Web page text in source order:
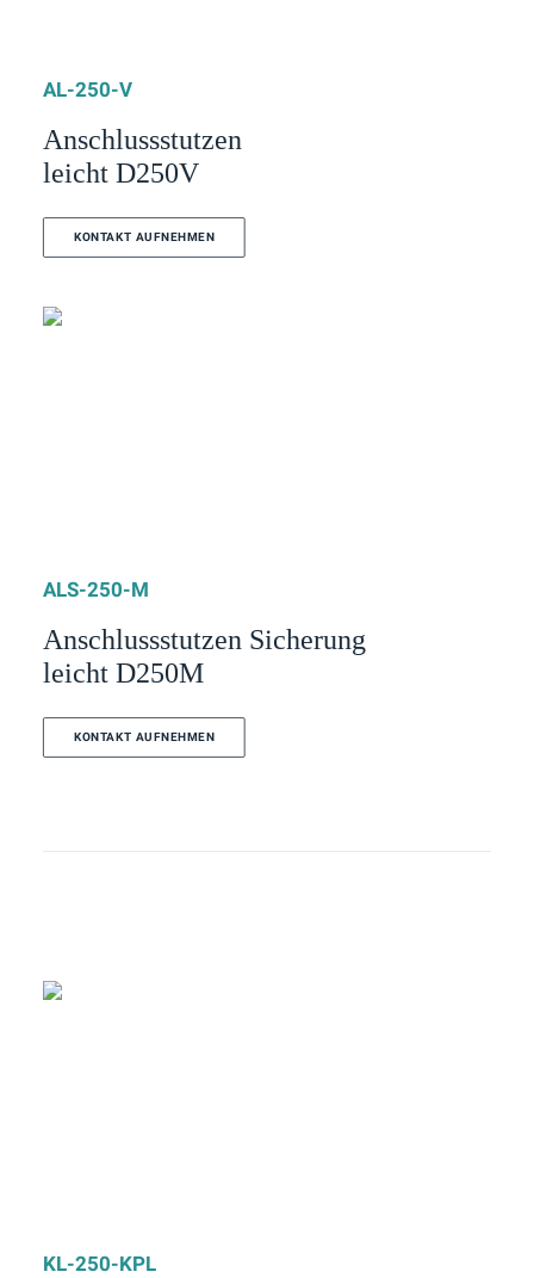
AL-250-V
Anschlussstutzen
leicht D250V
KONTAKT AUFNEHMEN
ALS-250-M
Anschlussstutzen Sicherung
leicht D250M
KONTAKT AUFNEHMEN
KL-250-KPL